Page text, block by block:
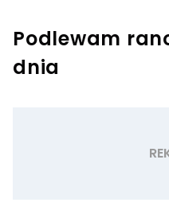
Podlewam
dnia